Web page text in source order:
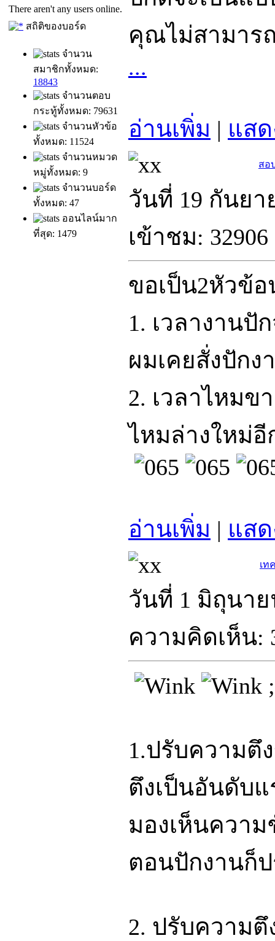
There aren't any users online.
สถิติของบอร์ด
จำนวน
สมาชิกทั้งหมด:
18843
จำนวนตอบ
กระทู้ทั้งหมด: 79631
จำนวนหัวข้อ
ทั้งหมด: 11524
จำนวนหมวด
หมู่ทั้งหมด: 9
จำนวนบอร์ด
ทั้งหมด: 47
ออนไลน์มาก
ที่สุด: 1479
คุณไม่สามาร
...
อ่านเพิ่ม | แส
สอ
วันที่ 19 กันยา
เข้าชม:
ขอเป็น2หัวข้
1. เวลางาน
ผมเคยสั่งปัก
2. เวลาไหม
ไหมล่างใหม่
อ่านเพิ่ม | แส
เท
วันที่ 1 มิถุนาย
ความคิดเห็น:
1.ปรับความตึ
ตึงเป็นอันดับ
มองเห็นควา
ตอนปักงานก็
2. ปรับความ